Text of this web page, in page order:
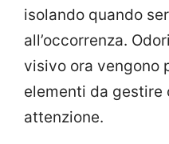
isolando quando
all’occorrenza.
visivo ora vengono
elementi da gestire
attenzione.